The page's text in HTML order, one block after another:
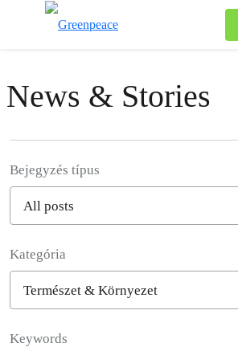
News & Stories
Bejegyzés típus
Kategória
Keywords